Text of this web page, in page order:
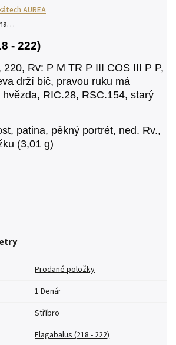
AUREA
- 222)
220, Rv: P M TR P III COS III P P,
drží bič, pravou ruku má
RIC.28, RSC.154, starý
patina, pěkný portrét, ned. Rv.,
(3,01 g)
Prodané položky
1 Denár
Stříbro
Elagabalus (218 - 222)